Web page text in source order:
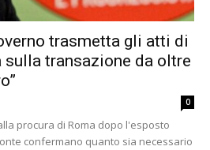
trasmetta gli atti di
sulla transazione da oltre
0
procura di Roma dopo l'esposto
confermano quanto sia necessario